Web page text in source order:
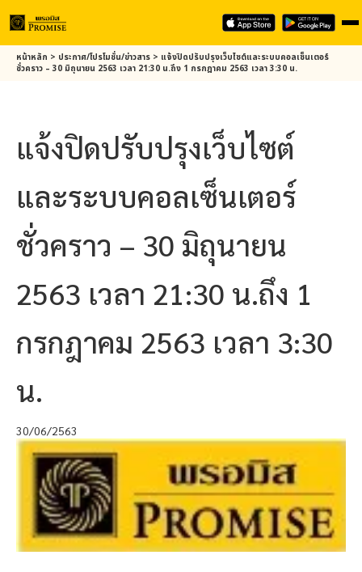
Skipหน้าหลัก > ประกาศ/โปรโมชั่น/ข่าวสาร > แจ้งปิดปรับปรุงเว็บไซต์และระบบคอลเซ็นเตอร์
ชั่วคราว – 30 มิถุนายน 2563 เวลา 21:30 น.ถึง 1 กรกฎาคม 2563 เวลา 3:30 น.
แจ้งปิดปรับปรุงเว็บไซต์
และระบบคอลเซ็นเตอร์
ชั่วคราว – 30 มิถุนายน
2563 เวลา 21:30 น.ถึง 1
กรกฎาคม 2563 เวลา 3:30
น.
30/06/2563